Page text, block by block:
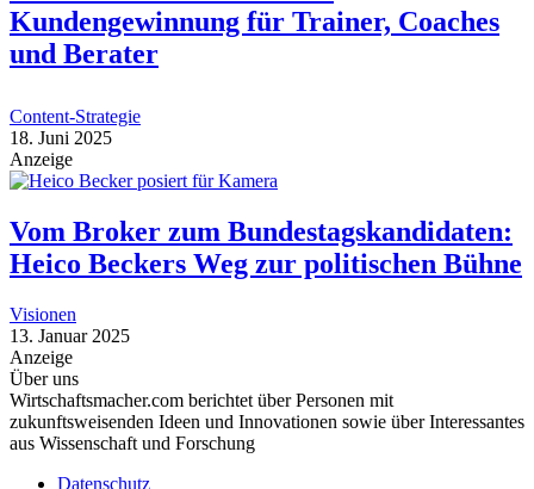
Kundengewinnung für Trainer, Coaches
und Berater
Content-Strategie
18. Juni 2025
Anzeige
Vom Broker zum Bundestagskandidaten:
Heico Beckers Weg zur politischen Bühne
Visionen
13. Januar 2025
Anzeige
Über uns
Wirtschaftsmacher.com berichtet über Personen mit
zukunftsweisenden Ideen und Innovationen sowie über Interessantes
aus Wissenschaft und Forschung
Datenschutz